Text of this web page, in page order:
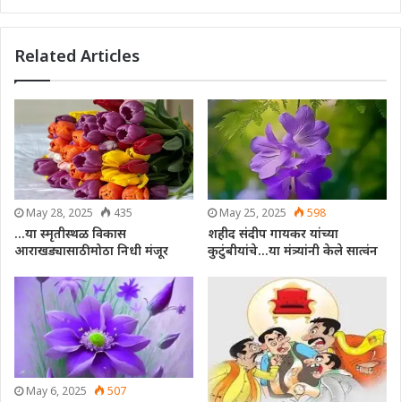
Related Articles
May 28, 2025 435
…या स्मृतीस्थळ विकास
आराखड्यासाठी मोठा निधी मंजूर
May 25, 2025 598
शहीद संदीप गायकर यांच्या
कुटुंबीयांचे…या मंत्र्यांनी केले सात्वंन
May 6, 2025 507